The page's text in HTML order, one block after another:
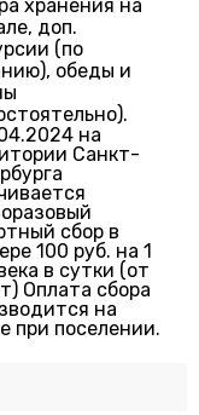
хранения на
доп.
(по
обеды и
на
Санкт-
сбор в
100 руб. на 1
в сутки (от
Оплата сбора
на
при поселении.